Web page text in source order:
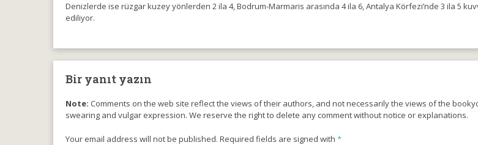
Denizlerde ise rüzgar kuzey yönlerden 2 ila 4, Bodrum-Marmaris arasında 4 ila 6, Antalya Körfezi’nde 3 ila 5
ediliyor.
Bir yanıt yazın
Note: Comments on the web site reflect the views of their authors, and not necessarily the views of the
swearing and vulgar expression. We reserve the right to delete any comment without notice or explanations.
Your email address will not be published. Required fields are signed with *